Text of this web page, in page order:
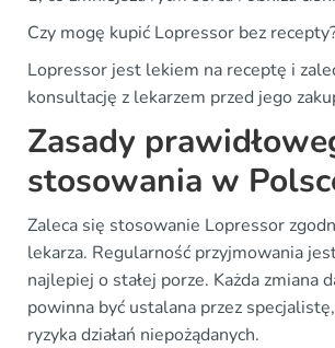
Czy mogę kupić Lopressor bez
Lopressor jest lekiem na receptę i
konsultację z lekarzem przed jego
Zasady
stosowania w
Zaleca się stosowanie Lopressor
lekarza. Regularność przyjmowania
najlepiej o stałej porze. Każda zmiana
powinna być ustalana przez
ryzyka działań niepożądanych.